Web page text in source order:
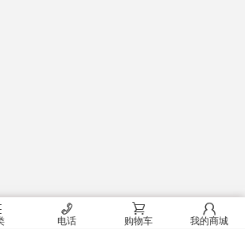
󰄫
电话
󰂟
购物车
󰂢
我的商城